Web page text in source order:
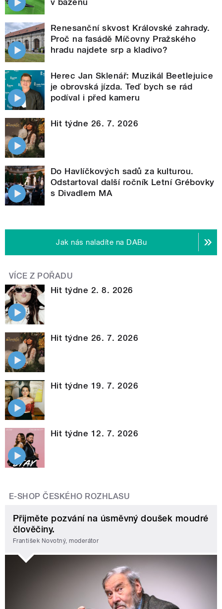
Renesanční skvost Královské zahrady.
Proč na fasádě Míčovny Pražského
hradu najdete srp a kladivo?
Herec Jan Sklenář: Muzikál Beetlejuice
je obrovská jízda. Teď bych se rád
podíval i před kameru
Hit týdne 26. 7. 2026
Do Havlíčkových sadů za kulturou.
Odstartoval další ročník Letní Grébovky
s Divadlem MA
Jak nás naladíte na DABu
VÍCE Z POŘADU
Hit týdne 2. 8. 2026
Hit týdne 26. 7. 2026
Hit týdne 19. 7. 2026
Hit týdne 12. 7. 2026
E-SHOP ČESKÉHO ROZHLASU
Přijměte pozvání na úsměvný doušek moudré
člověčiny.
František Novotný, moderátor